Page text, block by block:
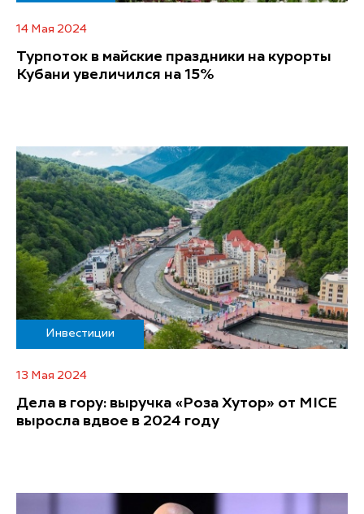
14 Мая 2024
Турпоток в майские праздники на курорты
Кубани увеличился на 15%
Инвестиции
13 Мая 2024
Дела в гору: выручка «Роза Хутор» от MICE
выросла вдвое в 2024 году